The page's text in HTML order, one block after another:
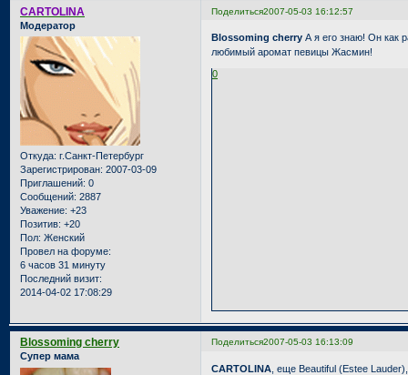
Поделиться2007-05-03 16:12:57
CARTOLINA
Модератор
Откуда: г.Санкт-Петербург
Зарегистрирован: 2007-03-09
Приглашений: 0
Сообщений: 2887
Уважение: +23
Позитив: +20
Пол: Женский
Провел на форуме:
6 часов 31 минуту
Последний визит:
2014-04-02 17:08:29
Blossoming cherry А я его знаю! Он как
любимый аромат певицы Жасмин!
0
Поделиться2007-05-03 16:13:09
Blossoming cherry
Супер мама
CARTOLINA , еще Beautiful (Estee